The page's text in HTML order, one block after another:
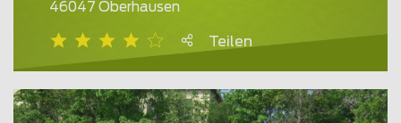
46047 Oberhausen
Teilen